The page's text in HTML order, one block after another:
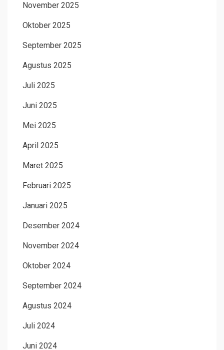
November 2025
Oktober 2025
September 2025
Agustus 2025
Juli 2025
Juni 2025
Mei 2025
April 2025
Maret 2025
Februari 2025
Januari 2025
Desember 2024
November 2024
Oktober 2024
September 2024
Agustus 2024
Juli 2024
Juni 2024